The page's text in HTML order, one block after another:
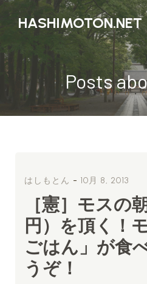
HASHIMOTON.NET
Posts
はしもとん - 10月 8, 2013
［憲］モスの
円）を頂く！
ごはん」が食
うぞ！